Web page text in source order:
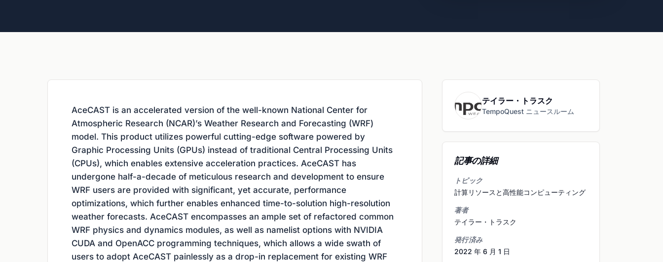
AceCAST is an accelerated version of the well-known National Center for
Atmospheric Research (NCAR)’s Weather Research and Forecasting (WRF)
model. This product utilizes powerful cutting-edge software powered by
Graphic Processing Units (GPUs) instead of traditional Central Processing Units
(CPUs), which enables extensive acceleration practices. AceCAST has
undergone half-a-decade of meticulous research and development to ensure
WRF users are provided with significant, yet accurate, performance
optimizations, which further enables enhanced time-to-solution high-resolution
weather forecasts. ​AceCAST encompasses an ample set of refactored common
WRF physics and dynamics modules, as well as namelist options with NVIDIA
CUDA and OpenACC programming techniques, which allows a wide swath of
users to adopt AceCAST painlessly as a drop-in replacement for existing WRF
テイラー・トラスク
TempoQuest ニュースルーム
記事の詳細
トピック
計算リソースと高性能コンピューティング
著者
テイラー・トラスク
発行済み
2022 年 6 月 1 日